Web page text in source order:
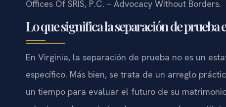
Offices Of SRIS, P.C. – Advocacy Without Borders.
Lo que significa la separación de prueba
En Virginia, la separación de prueba no es un
específico. Más bien, se trata de un arreglo
un tiempo para evaluar el futuro de su